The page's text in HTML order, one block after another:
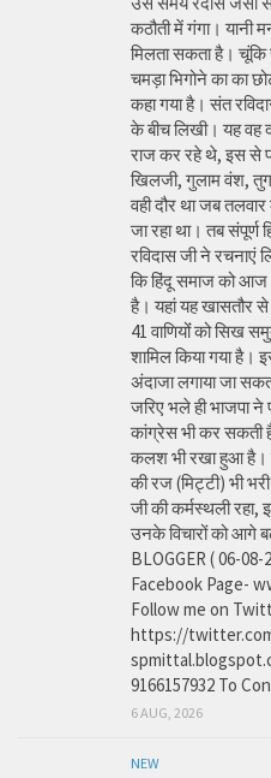
कठौती में गंगा। यानी
मिलता सकता है। चूंकि
चमड़ा भिगोने का का
कहा गया है। संत
के बीच लिखी। यह वह
राज कर रहे थे, इस से
खिलजी, गुलाम वंश,
वही दौर था जब
जा रहा था। तब
रविदास जी ने रचनाएं
कि हिंदू समाज को आज
है। यहां यह खासतौर से
41 वाणियोंं को सिख
शामिल किया गया है।
अंदाजा लगाया जा
जरिए भले ही भाजपा ने
कांग्रेस भी कर सकती
कलश भी रखा हुआ है।
की रज (मिट्टी) भी
जी की कर्मस्थली रहा,
उनके विचारों को आगे
BLOGGER ( 06-
Facebook Page-
Follow me on
https://
9166157932 To
6 AUG, 2026
NEW